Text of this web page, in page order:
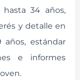
34 años,
y detalle en
estándar
e informes